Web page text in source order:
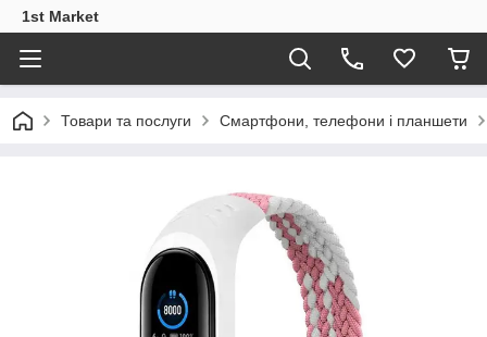
1st Market
Товари та послуги Смартфони, телефони і планшети